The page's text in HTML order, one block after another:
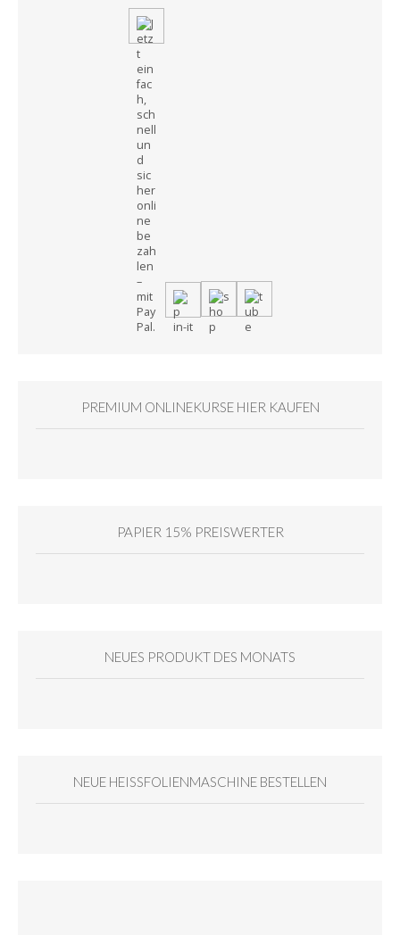
PREMIUM ONLINEKURSE HIER KAUFEN
PAPIER 15% PREISWERTER
NEUES PRODUKT DES MONATS
NEUE HEISSFOLIENMASCHINE BESTELLEN